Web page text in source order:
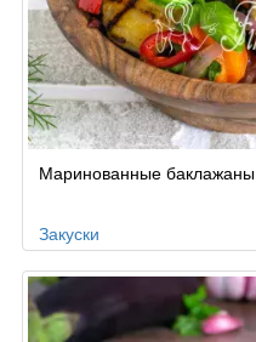
Маринованные баклажаны
Закуски